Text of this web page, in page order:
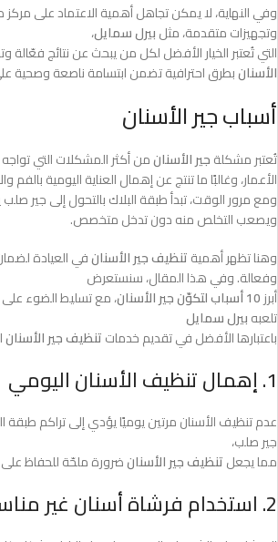
وفي النهاية، لا يمكن تجاهل أهمية الاعتماد على
وتجهيزات متقدمة، مثلبيرل سمايل،
التي تُعتبر الخيار الأفضل لكل من يبحث عن نتائج فعّالة
الأسنانبطرق احترافية تضمن ابتسامة ناصعة وصحية
أسباب جير الأسنان
تُعتبر مشكلةجير الأسنانمن أكثر المشكلات التي
الأعمار، وغالبًا ما تنتج عن إهمال العناية اليومية بالفم
ومع مرور الوقت، تبدأ طبقة البلاك بالتحول إلى جير
ويصعب التخلص منه دون تدخل متخصص.
وهنا تظهر أهميةتنظيف جير الأسنانفي العيادة
وفعالة. وفي هذا المقال، سنستعرض
أبرز10 أسباب لتكوّن جير الأسنان
، مع تسليط الضوء على
تلعبهبيرل سمايل
باعتبارها الأفضل في تقديم خدماتتنظيف جير الأسنان
1. إهمال تنظيف الأسنان اليومي
عدم تنظيف الأسنان مرتين يوميًا يؤدي إلى تراكم طبقة
جير صلب،
مما يجعلتنظيف جير الأسنانضرورة ملحّة للحفاظ
2. استخدام فرشاة أسنان غير مناسبة